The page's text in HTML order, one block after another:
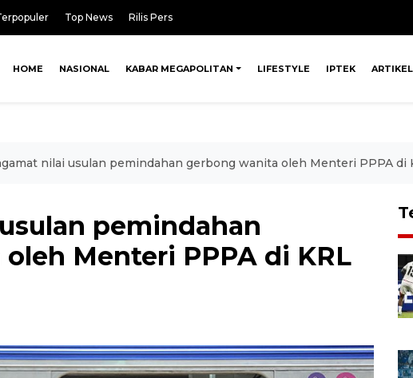
Top News Rilis Pers
HOME NASIONAL KABAR MEGAPOLITAN LIFESTYLE IPTEK ARTIKEL
nilai usulan pemindahan gerbong wanita oleh Menteri PPPA di
pemindahan
Menteri PPPA di KRL